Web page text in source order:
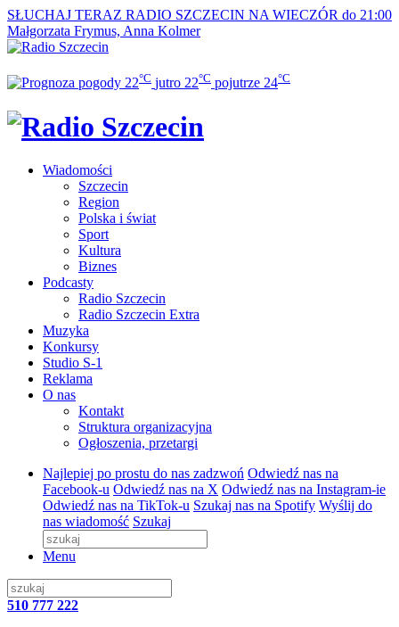
SŁUCHAJ TERAZ RADIO SZCZECIN NA WIECZÓR do 21:00
Małgorzata Frymus, Anna Kolmer
22°C jutro 22°C pojutrze 24°C
Wiadomości
Szczecin
Region
Polska i świat
Sport
Kultura
Biznes
Podcasty
Radio Szczecin
Radio Szczecin Extra
Muzyka
Konkursy
Studio S-1
Reklama
O nas
Kontakt
Struktura organizacyjna
Ogłoszenia, przetargi
Najlepiej po prostu do nas zadzwoń Odwiedź nas na
Facebook-u Odwiedź nas na X Odwiedź nas na Instagram-ie
Odwiedź nas na TikTok-u Szukaj nas na Spotify Wyślij do
nas wiadomość Szukaj
Menu
510 777 222